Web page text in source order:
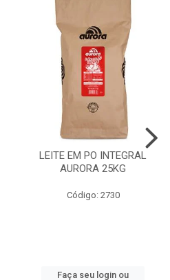
LEITE EM PO INTEGRAL
AURORA 25KG
Código: 2730
Faça seu login ou